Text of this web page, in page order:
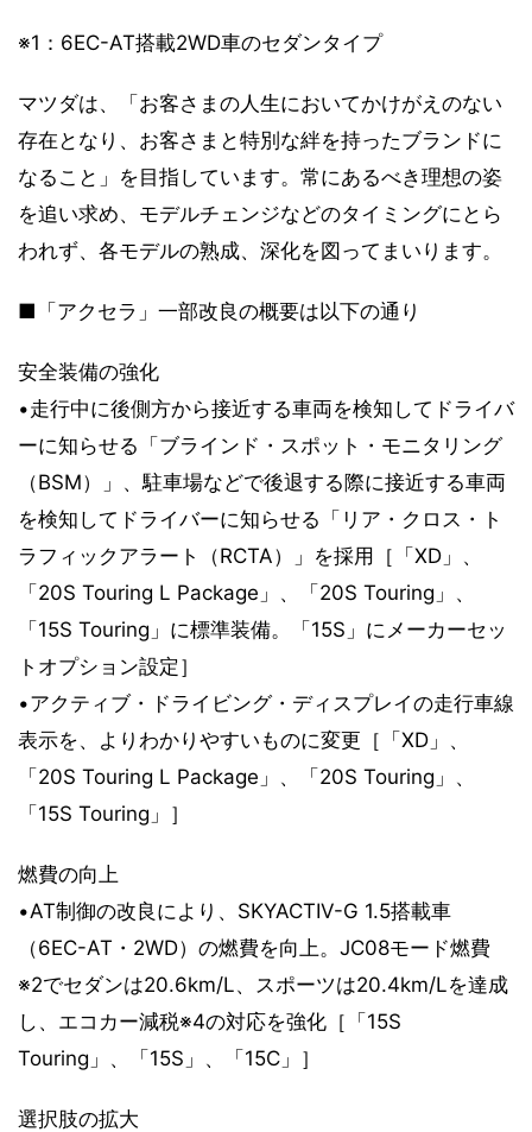
※1：6EC-AT搭載2WD車のセダンタイプ
マツダは、「お客さまの人生においてかけがえのない
存在となり、お客さまと特別な絆を持ったブランドに
なること」を目指しています。常にあるべき理想の姿
を追い求め、モデルチェンジなどのタイミングにとら
われず、各モデルの熟成、深化を図ってまいります。
■「アクセラ」一部改良の概要は以下の通り
安全装備の強化
•走行中に後側方から接近する車両を検知してドライバ
ーに知らせる「ブラインド・スポット・モニタリング
（BSM）」、駐車場などで後退する際に接近する車両
を検知してドライバーに知らせる「リア・クロス・ト
ラフィックアラート（RCTA）」を採用［「XD」、
「20S Touring L Package」、「20S Touring」、
「15S Touring」に標準装備。「15S」にメーカーセッ
トオプション設定］
•アクティブ・ドライビング・ディスプレイの走行車線
表示を、よりわかりやすいものに変更［「XD」、
「20S Touring L Package」、「20S Touring」、
「15S Touring」］
燃費の向上
•AT制御の改良により、SKYACTIV-G 1.5搭載車
（6EC-AT・2WD）の燃費を向上。JC08モード燃費
※2でセダンは20.6km/L、スポーツは20.4km/Lを達成
し、エコカー減税※4の対応を強化［「15S
Touring」、「15S」、「15C」］
選択肢の拡大